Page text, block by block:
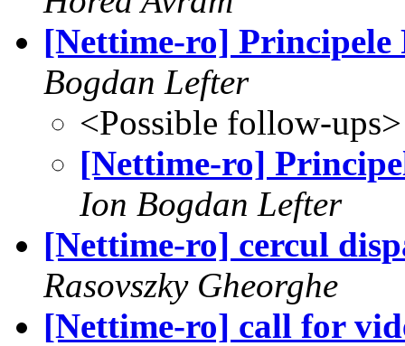
[Nettime-ro] Principele
Bogdan Lefter
<Possible follow-ups>
[Nettime-ro]
Ion Bogdan Lefter
[Nettime-ro] cercul
Rasovszky Gheorghe
[Nettime-ro] call for